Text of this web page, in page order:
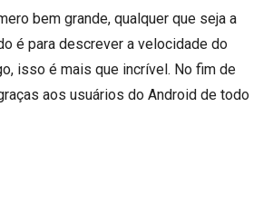
bem grande, qualquer que seja a
é para descrever a velocidade do
isso é mais que incrível. No fim de
aos usuários do Android de todo